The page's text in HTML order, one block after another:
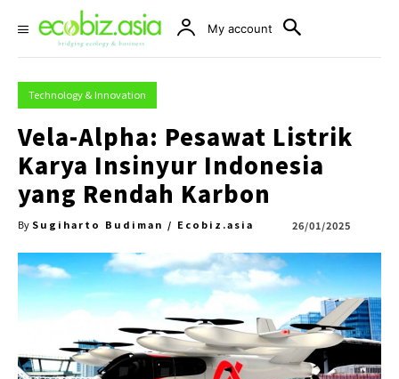
My account
Technology & Innovation
Vela-Alpha: Pesawat Listrik
Karya Insinyur Indonesia
yang Rendah Karbon
By Sugiharto Budiman / Ecobiz.asia 26/01/2025